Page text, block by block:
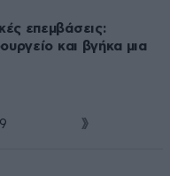
επεμβάσεις:
και βγήκα μια
9